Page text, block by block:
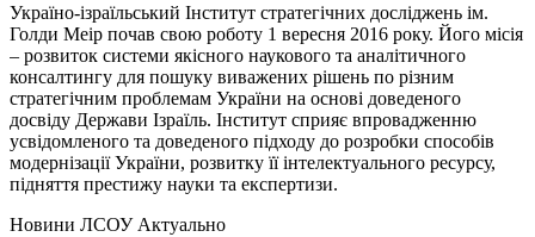
Україно-ізраїльський Інститут стратегічних досліджень ім.
Голди Меір почав свою роботу 1 вересня 2016 року. Його місія
– розвиток системи якісного наукового та аналітичного
консалтингу для пошуку виважених рішень по різним
стратегічним проблемам України на основі доведеного
досвіду Держави Ізраїль. Інститут сприяє впровадженню
усвідомленого та доведеного підходу до розробки способів
модернізації України, розвитку її інтелектуального ресурсу,
підняття престижу науки та експертизи.
Hовини ЛСОУ Актуально